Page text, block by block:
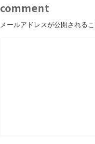
まるで親子のような
【極画像】名古屋の
comment
メールアドレスが公開される